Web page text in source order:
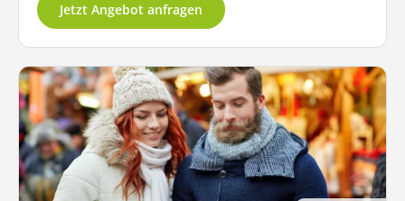
Jetzt Angebot anfragen